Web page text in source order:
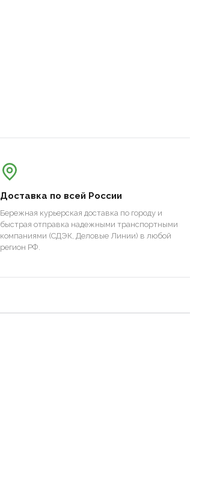
Доставка по всей России
Бережная курьерская доставка по городу и
быстрая отправка надежными транспортными
компаниями (СДЭК, Деловые Линии) в любой
регион РФ.